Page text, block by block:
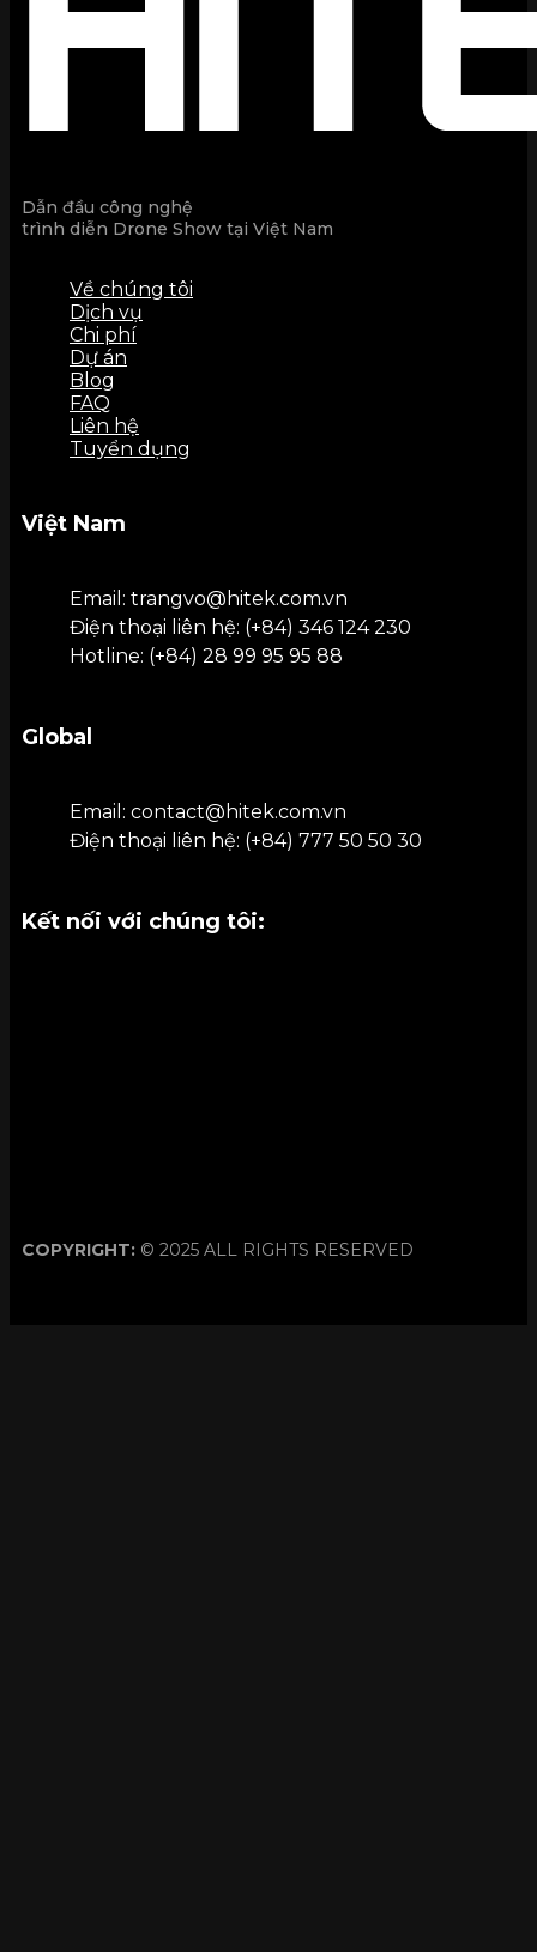
Drone Light Show Tây Ninh: Đại nhạc hội
Dẫn đầu công nghệ
trình diễn Drone Show tại Việt Nam
Về chúng tôi
Dịch vụ
Chi phí
Dự án
Blog
FAQ
Liên hệ
Tuyển dụng
Việt Nam
Email: trangvo@hitek.com.vn
Điện thoại liên hệ: (+84) 346 124 230
Hotline: (+84) 28 99 95 95 88
Global
Email: contact@hitek.com.vn
Điện thoại liên hệ: (+84) 777 50 50 30
Kết nối với chúng tôi:
COPYRIGHT: © 2025 ALL RIGHTS RESERVED